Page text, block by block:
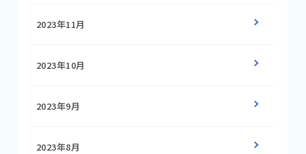
2023年11月
2023年10月
2023年9月
2023年8月